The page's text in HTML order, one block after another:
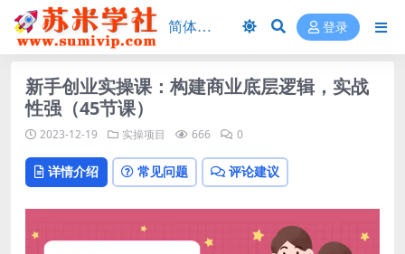
登录
新手创业实操课：构建商业底层逻辑，实战
性强（45节课）
2023-12-19 实操项目 666 0
详情介绍 常见问题 评论建议